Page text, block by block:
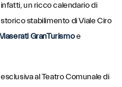
un ricco calendario di
stabilimento di Viale Ciro
GranTurismoe
al Teatro Comunale di